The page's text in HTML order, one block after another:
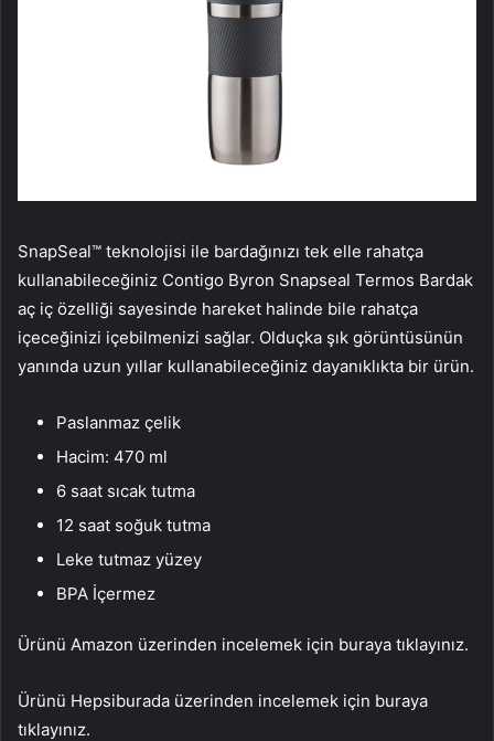
SnapSeal™ teknolojisi ile bardağınızı tek elle rahatça
kullanabileceğiniz Contigo Byron Snapseal Termos Bardak
aç iç özelliği sayesinde hareket halinde bile rahatça
içeceğinizi içebilmenizi sağlar. Olduçka şık görüntüsünün
yanında uzun yıllar kullanabileceğiniz dayanıklıkta bir ürün.
Paslanmaz çelik
Hacim: 470 ml
6 saat sıcak tutma
12 saat soğuk tutma
Leke tutmaz yüzey
BPA İçermez
Ürünü Amazon üzerinden incelemek için buraya tıklayınız.
Ürünü Hepsiburada üzerinden incelemek için buraya
tıklayınız.